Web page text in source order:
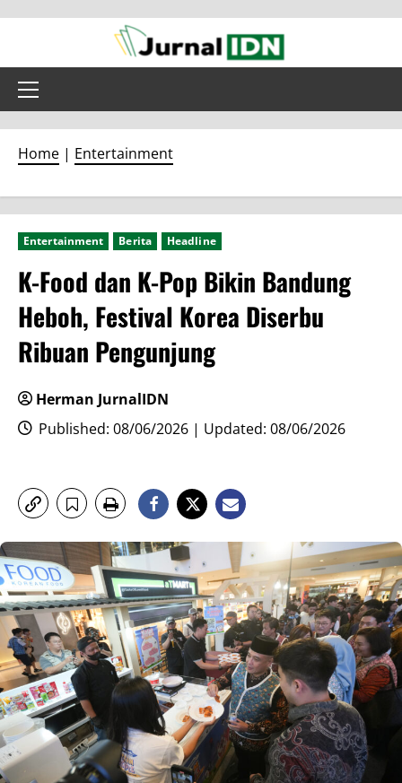
content
Primary
Home | Entertainment
Entertainment Berita Headline
K-Food dan K-Pop Bikin Bandung
Heboh, Festival Korea Diserbu
Ribuan Pengunjung
Herman JurnalIDN
Published: 08/06/2026 | Updated: 08/06/2026